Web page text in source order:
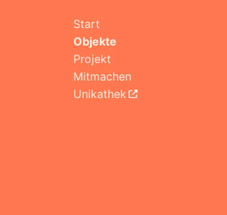
Start
Objekte
Projekt
Mitmachen
Unikathek
Start
Objekte
Projekt
Mitmachen
Unikathek
Start
Objekte
Projekt
Mitmachen
Unikathek